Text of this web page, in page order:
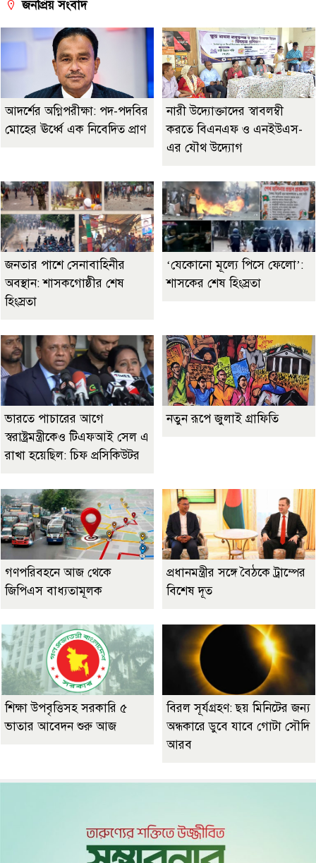
জনপ্রিয় সংবাদ
আদর্শের অগ্নিপরীক্ষা: পদ-পদবির
মোহের ঊর্ধ্বে এক নিবেদিত প্রাণ
নারী উদ্যোক্তাদের স্বাবলম্বী
করতে বিএনএফ ও এনইউএস-
এর যৌথ উদ্যোগ
জনতার পাশে সেনাবাহিনীর
অবস্থান: শাসকগোষ্ঠীর শেষ
হিংস্রতা
‘যেকোনো মূল্যে পিসে ফেলো’:
শাসকের শেষ হিংস্রতা
ভারতে পাচারের আগে
স্বরাষ্ট্রমন্ত্রীকেও টিএফআই সেল এ
রাখা হয়েছিল: চিফ প্রসিকিউটর
নতুন রূপে জুলাই গ্রাফিতি
গণপরিবহনে আজ থেকে
জিপিএস বাধ্যতামূলক
প্রধানমন্ত্রীর সঙ্গে বৈঠকে ট্রাম্পের
বিশেষ দূত
শিক্ষা উপবৃত্তিসহ সরকারি ৫
ভাতার আবেদন শুরু আজ
বিরল সূর্যগ্রহণ: ছয় মিনিটের জন্য
অন্ধকারে ডুবে যাবে গোটা সৌদি
আরব